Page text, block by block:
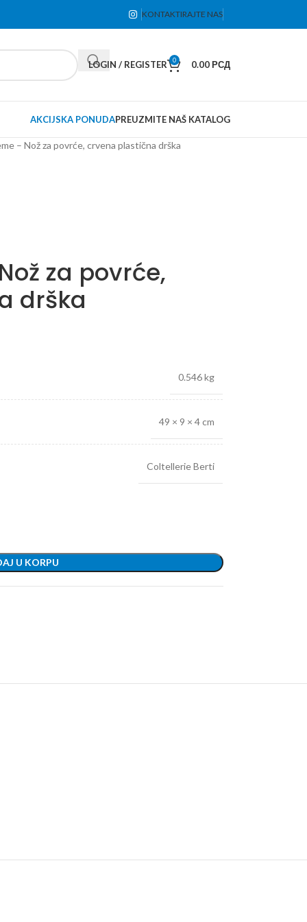
KONTAKTIRAJTE NAS
LOGIN / REGISTER 0 0.00РСД
AKCIJSKA PONUDAPREUZMITE NAŠ KATALOG
– Nož za povrće, crvena plastična drška
za povrće,
drška
0.546 kg
49 × 9 × 4 cm
Coltellerie Berti
U KORPU